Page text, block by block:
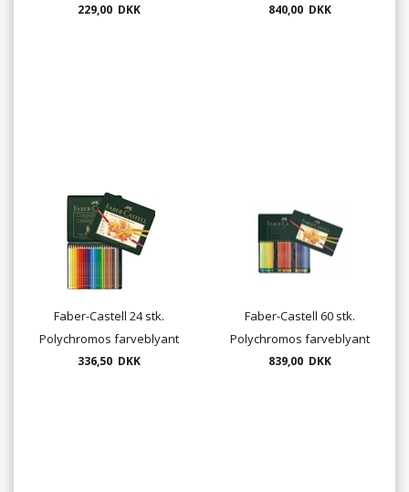
pastel
229,00 DKK
pastel
840,00 DKK
Faber-Castell 24 stk.
Polychromos farveblyant
336,50 DKK
Faber-Castell 60 stk.
Polychromos farveblyant
839,00 DKK